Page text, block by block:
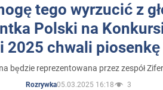
tego wyrzucić z
Polski na
2025 chwali
będzie reprezentowana przez zespół
Rozrywka05.03.2025 16:18 3